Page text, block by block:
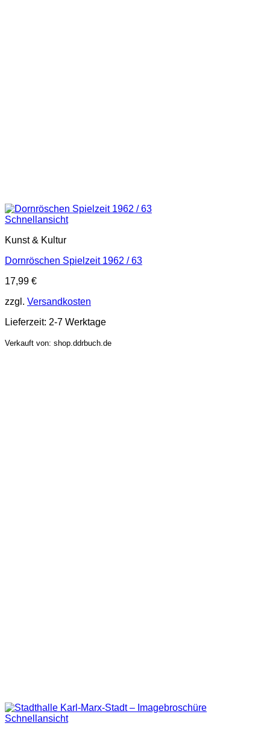
Schnellansicht
Kunst & Kultur
Dornröschen Spielzeit 1962 / 63
17,99 €
zzgl. Versandkosten
Lieferzeit: 2-7 Werktage
Verkauft von: shop.ddrbuch.de
Schnellansicht